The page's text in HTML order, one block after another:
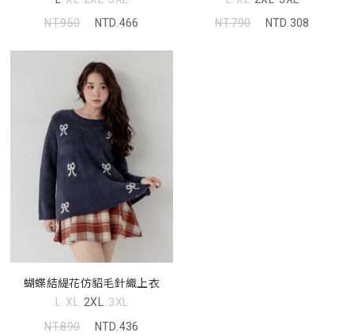
NT.950
NTD.466
NT.790
NTD.308
蝴蝶結緹花仿貂毛針織上衣
L XL 2XL 3XL
NT.890
NTD.436